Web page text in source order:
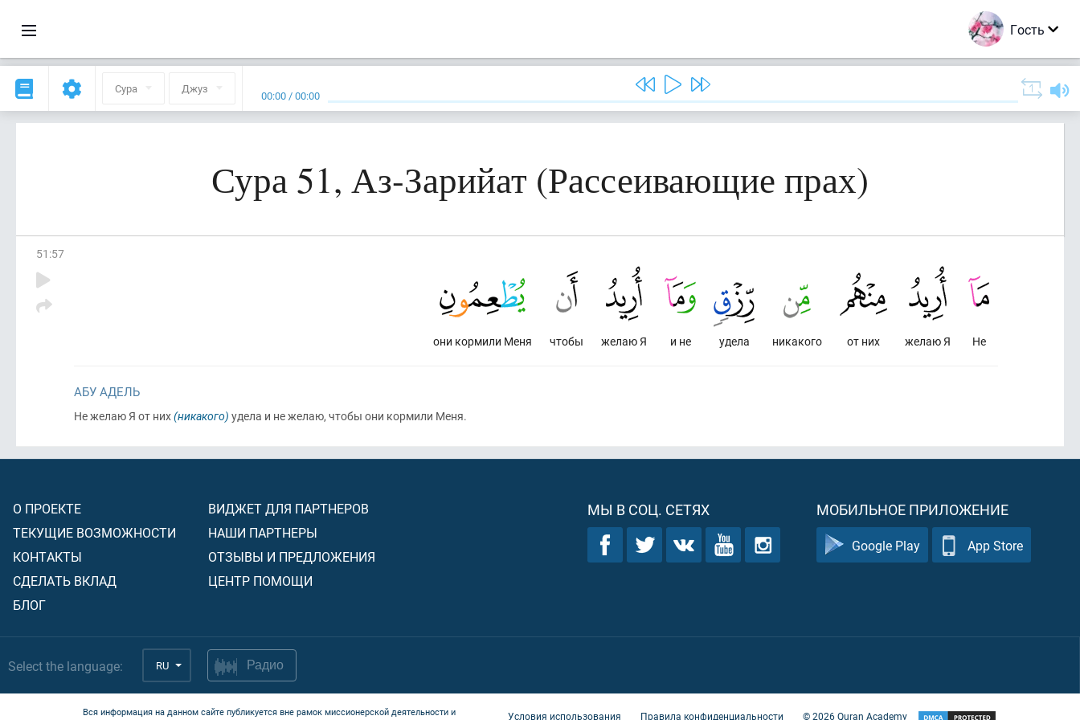
Гость
Сура Джуз 00:00 /00:00
Сура 51, Аз-Зарийат (Рассеивающие прах)
51 :57
Не
желаю Я
от них
никакого
удела
и не
желаю Я
чтобы
они кормили Меня
АБУ АДЕЛЬ
Не желаю Я от них(никакого) удела и не желаю, чтобы они кормили Меня.
О ПРОЕКТЕ
ТЕКУЩИЕ ВОЗМОЖНОСТИ
КОНТАКТЫ
СДЕЛАТЬ ВКЛАД
БЛОГ
ВИДЖЕТ ДЛЯ ПАРТНЕРОВ
НАШИ ПАРТНЕРЫ
ОТЗЫВЫ И ПРЕДЛОЖЕНИЯ
ЦЕНТР ПОМОЩИ
МЫ В СОЦ. СЕТЯХ МОБИЛЬНОЕ ПРИЛОЖЕНИЕ
Google Play App Store
Select the language: RU Радио
Вся информация на данном сайте публикуется вне рамок миссионерской деятельности и
Условия использования Правила конфиденциальности ©2026Quran Academy